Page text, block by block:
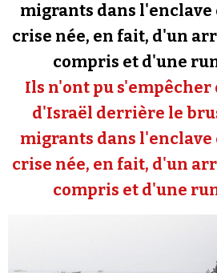
Newsletter
Faire un don
Demander à
Se connecter
migrants dans l'enclave
crise née, en fait, d'un
compris et d'une
Ils n'ont pu s'empêcher
d'Israël derrière le
migrants dans l'enclave
crise née, en fait, d'un
compris et d'une